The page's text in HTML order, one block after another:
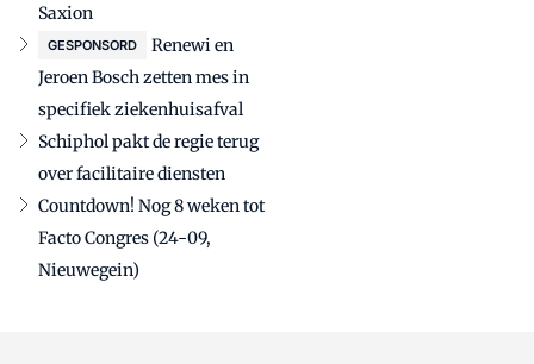
Saxion
GESPONSORD
Renewi en
Jeroen Bosch zetten mes in
specifiek ziekenhuisafval
Schiphol pakt de regie terug
over facilitaire diensten
Countdown! Nog 8 weken tot
Facto Congres (24-09,
Nieuwegein)